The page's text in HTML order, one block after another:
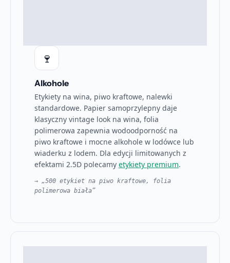
🍷
Alkohole
Etykiety na wina, piwo kraftowe, nalewki
standardowe. Papier samoprzylepny daje
klasyczny vintage look na wina, folia
polimerowa zapewnia wodoodporność na
piwo kraftowe i mocne alkohole w lodówce lub
wiaderku z lodem. Dla edycji limitowanych z
efektami 2.5D polecamy etykiety premium.
→ „500 etykiet na piwo kraftowe, folia
polimerowa biała”